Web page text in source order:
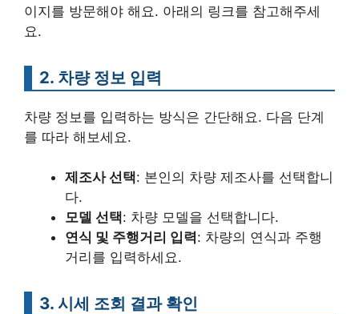
이지를 방문해야 해요. 아래의 링크를 참고해주세
요.
2. 차량 정보 입력
차량 정보를 입력하는 방식은 간단해요. 다음 단계
를 따라 해보세요.
제조사 선택: 본인의 차량 제조사를 선택합니
다.
모델 선택: 차량 모델을 선택합니다.
연식 및 주행거리 입력: 차량의 연식과 주행
거리를 입력하세요.
3. 시세 조회 결과 확인